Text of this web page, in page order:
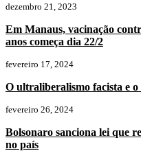
dezembro 21, 2023
Em Manaus, vacinação
anos começa dia 22/2
fevereiro 17, 2024
O ultraliberalismo facista e
fevereiro 26, 2024
Bolsonaro sanciona lei que
no país